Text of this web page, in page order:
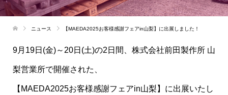
ニュース 【MAEDA2025お客様感謝フェアin山梨】に出展しました！
9月19日(金)～20日(土)の2日間、株式会社前田製作所 山
梨営業所で開催された、
【MAEDA2025お客様感謝フェアin山梨】に出展いたし